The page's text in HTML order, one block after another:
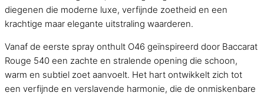
diegenen die moderne luxe, verfijnde zoetheid en een
krachtige maar elegante uitstraling waarderen.
Vanaf de eerste spray onthult O46 geïnspireerd door Baccarat
Rouge 540 een zachte en stralende opening die schoon,
warm en subtiel zoet aanvoelt. Het hart ontwikkelt zich tot
een verfijnde en verslavende harmonie, die de onmiskenbare